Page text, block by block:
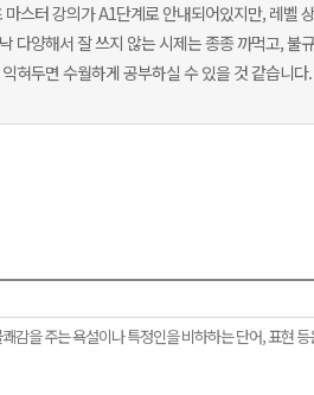
스터 강의가 A1단계로 안내되어있지만, 레벨
다양해서 잘 쓰지 않는 시제는 종종 까먹고,
혀두면 수월하게 공부하실 수 있을 것 같습니다.